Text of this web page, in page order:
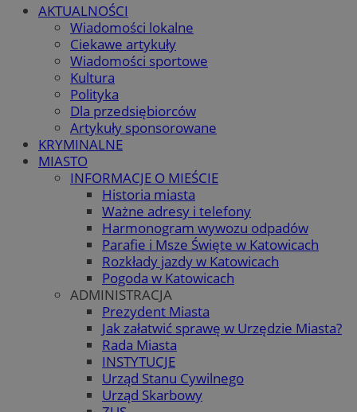
AKTUALNOŚCI
Wiadomości lokalne
Ciekawe artykuły
Wiadomości sportowe
Kultura
Polityka
Dla przedsiębiorców
Artykuły sponsorowane
KRYMINALNE
MIASTO
INFORMACJE O MIEŚCIE
Historia miasta
Ważne adresy i telefony
Harmonogram wywozu odpadów
Parafie i Msze Święte w Katowicach
Rozkłady jazdy w Katowicach
Pogoda w Katowicach
ADMINISTRACJA
Prezydent Miasta
Jak załatwić sprawę w Urzędzie Miasta?
Rada Miasta
INSTYTUCJE
Urząd Stanu Cywilnego
Urząd Skarbowy